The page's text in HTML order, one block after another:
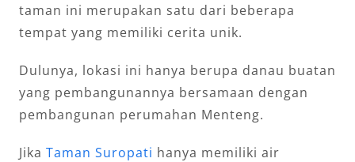
taman ini merupakan satu dari beberapa
tempat yang memiliki cerita unik.
Dulunya, lokasi ini hanya berupa danau buatan
yang pembangunannya bersamaan dengan
pembangunan perumahan Menteng.
Jika Taman Suropati hanya memiliki air